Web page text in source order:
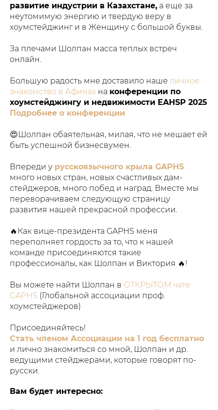
развитие индустрии в Казахстане, а еще за
неутомимую энергию и твердую веру в
хоумстейджинг и в Женщину с большой буквы.
За плечами Шолпан масса теплых встреч
онлайн.
Большую радость мне доставило наше личное
знакомство в Афинах на конференции по
хоумстейджингу и недвижимости EAHSP 2025
Подробнее о конференции
😍Шолпан обаятельная, милая, что не мешает ей
быть успешной бизнесвумен.
Впереди у русскоязычного крыла GAPHS
много новых стран, новых счастливых дам-
стейджеров, много побед и наград. Вместе мы
переворачиваем следующую страницу
развития нашей прекрасной профессии.
🔥Как вице-президента GAPHS меня
переполняет гордость за то, что к нашей
команде присоединяются такие
профессионалы, как Шолпан и Виктория 🔥!
Вы можете найти Шолпан в ОТКРЫТОМ чате
GAPHS (Глобальной ассоциации проф.
хоумстейджеров)
Присоединяйтесь!
Стать членом Ассоциации на 1 год бесплатно
и лично знакомиться со мной, Шолпан и др.
ведущими стейджерами, которые говорят по-
русски.
Вам будет интересно: